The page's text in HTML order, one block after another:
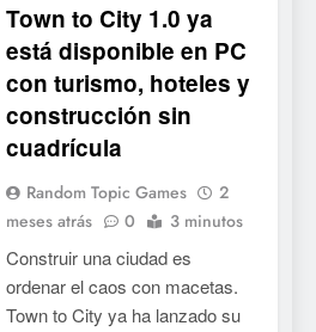
Town to City 1.0 ya
está disponible en PC
con turismo, hoteles y
construcción sin
cuadrícula
Random Topic Games
2
meses atrás
0 3 minutos
Construir una ciudad es
ordenar el caos con macetas.
Town to City ya ha lanzado su